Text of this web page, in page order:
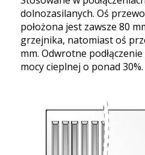
dolnozasilanych. Oś
położona jest zawsze 80
grzejnika, natomiast oś
mm. Odwrotne
mocy cieplnej o ponad 30%.